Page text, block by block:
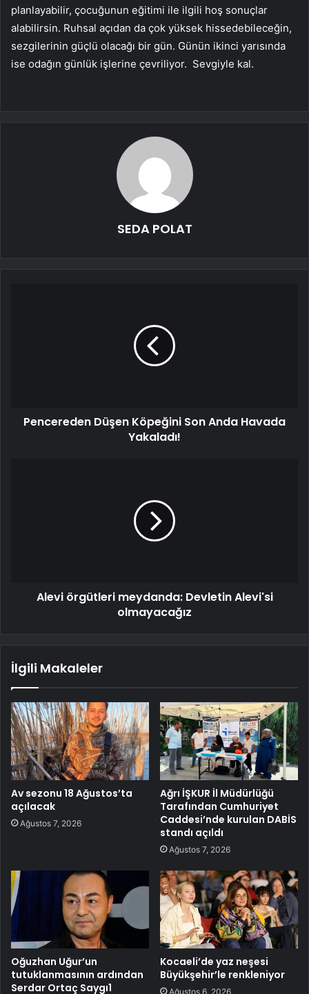
planlayabilir, çocuğunun eğitimi ile ilgili hoş sonuçlar
alabilirsin. Ruhsal açıdan da çok yüksek hissedebileceğin,
sezgilerinin güçlü olacağı bir gün. Günün ikinci yarısında
ise odağın günlük işlerine çevriliyor. Sevgiyle kal.
SEDA POLAT
Pencereden Düşen Köpeğini Son Anda Havada
Yakaladı!
Alevi örgütleri meydanda: Devletin Alevi'si
olmayacağız
İlgili Makaleler
Av sezonu 18 Ağustos’ta
açılacak
Ağustos 7, 2026
Ağrı İŞKUR İl Müdürlüğü
Tarafından Cumhuriyet
Caddesi’nde kurulan DABİS
standı açıldı
Ağustos 7, 2026
Oğuzhan Uğur’un
tutuklanmasının ardından
Serdar Ortaç Saygı1
Kocaeli’de yaz neşesi
Büyükşehir’le renkleniyor
Ağustos 6, 2026